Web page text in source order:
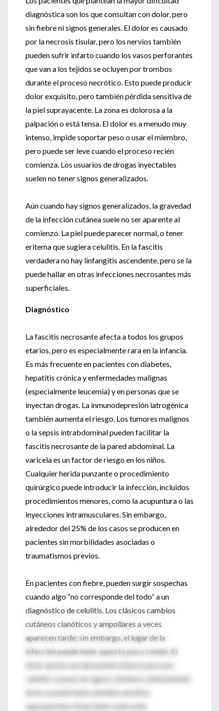
diagnóstica son los que consultan con dolor, pero
sin fiebre ni signos generales. El dolor es causado
por la necrosis tisular, pero los nervios también
pueden sufrir infarto cuando los vasos perforantes
que van a los tejidos se ocluyen por trombos
durante el proceso necrótico. Esto puede producir
dolor exquisito, pero también pérdida sensitiva de
la piel suprayacente. La zona es dolorosa a la
palpación o está tensa. El dolor es a menudo muy
intenso, impide soportar peso o usar el miembro,
pero puede ser leve cuando el proceso recién
comienza. Los usuarios de drogas inyectables
suelen no tener signos generalizados.
Aún cuando hay signos generalizados, la gravedad
de la infección cutánea suele no ser aparente al
comienzo. La piel puede parecer normal, o tener
eritema que sugiera celulitis. En la fascitis
verdadera no hay linfangitis ascendente, pero se la
puede hallar en otras infecciones necrosantes más
superficiales.
Diagnóstico
La fascitis necrosante afecta a todos los grupos
etarios, pero es especialmente rara en la infancia.
Es más frecuente en pacientes con diabetes,
hepatitis crónica y enfermedades malignas
(especialmente leucemia) y en personas que se
inyectan drogas. La inmunodepresión iatrogénica
también aumenta el riesgo. Los tumores malignos
o la sepsis intrabdominal pueden facilitar la
fascitis necrosante de la pared abdominal. La
varicela es un factor de riesgo en los niños.
Cualquier herida punzante o procedimiento
quirúrgico puede introducir la infección, incluidos
procedimientos menores, como la acupuntura o las
inyecciones intramusculares. Sin embargo,
alrededor del 25% de los casos se producen en
pacientes sin morbilidades asociadas o
traumatismos previos.
En pacientes con fiebre, pueden surgir sospechas
cuando algo “no corresponde del todo” a un
diagnóstico de celulitis. Los clásicos cambios
cutáneos cianóticos y ampollares a veces
aparecen tarde; sin embargo, el lugar de la
infección puede tener aspecto poco común. El
dolor quizás sea demasiado intenso para una
celulitis, a pesar de signos cutáneos relativamente
leves o puede haber pérdida sensitiva
suprayacente. El paciente suele estar